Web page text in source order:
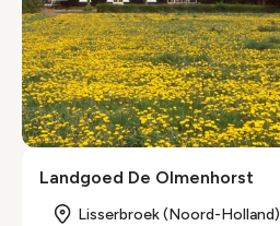
Landgoed De Olmenhorst
Lisserbroek (Noord-Holland)